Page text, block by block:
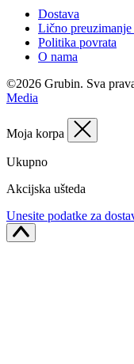
Dostava
Lično preuzimanje
Politika povrata
O nama
©2026 Grubin. Sva
Media
Moja korpa
Ukupno
Akcijska ušteda
Unesite podatke za